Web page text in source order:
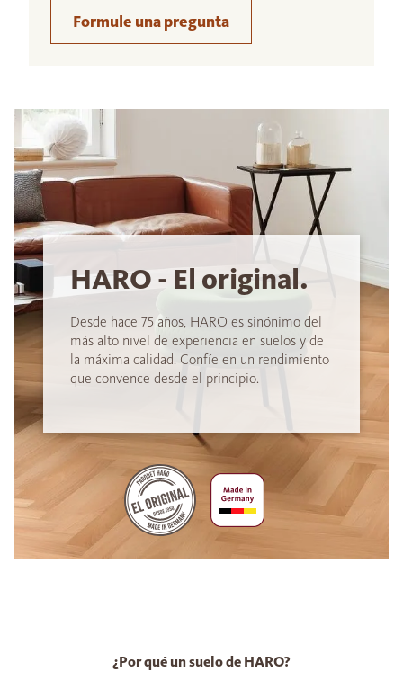
Formule una pregunta
HARO - El original.
Desde hace 75 años, HARO es sinónimo del
más alto nivel de experiencia en suelos y de
la máxima calidad. Confíe en un rendimiento
que convence desde el principio.
¿Por qué un suelo de HARO?